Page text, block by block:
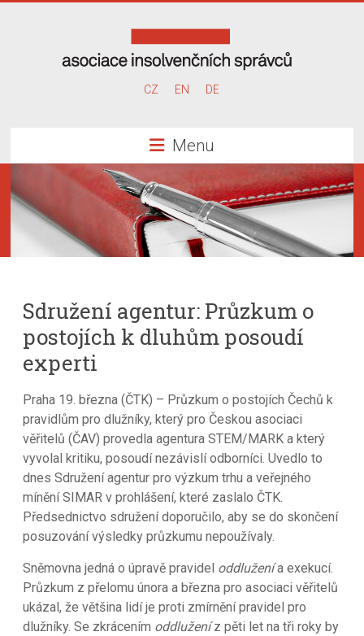
správců
CZ EN DE
Menu
Sdružení agentur: Průzkum o
postojích k dluhům posoudí
experti
Praha 19. března (ČTK) – Průzkum o postojích Čechů k
pravidlům pro dlužníky, který pro Českou asociaci
věřitelů (ČAV) provedla agentura STEM/MARK a který
vyvolal kritiku, posoudí nezávislí odborníci. Uvedlo to
dnes Sdružení agentur pro výzkum trhu a veřejného
mínění SIMAR v prohlášení, které zaslalo ČTK.
Předsednictvo sdružení doporučilo, aby se do skončení
posuzování výsledky průzkumu nepoužívaly.
Sněmovna jedná o úpravě pravidel oddluženía exekucí.
Průzkum z přelomu února a března pro asociaci věřitelů
ukázal, že většina lidí je proti zmírnění pravidel pro
dlužníky. Se zkrácením oddluženíz pěti let na tři roky by